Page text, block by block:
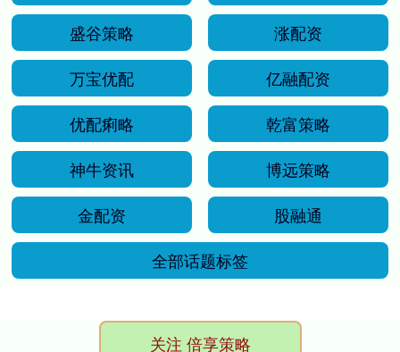
盛谷策略
涨配资
万宝优配
亿融配资
优配痢略
乾富策略
神牛资讯
博远策略
金配资
股融通
全部话题标签
关注 倍享策略